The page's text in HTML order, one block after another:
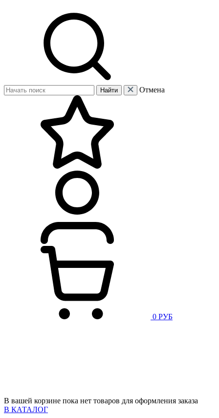
Найти Отмена
0 РУБ
В вашей корзине пока нет товаров для оформления заказа
В КАТАЛОГ